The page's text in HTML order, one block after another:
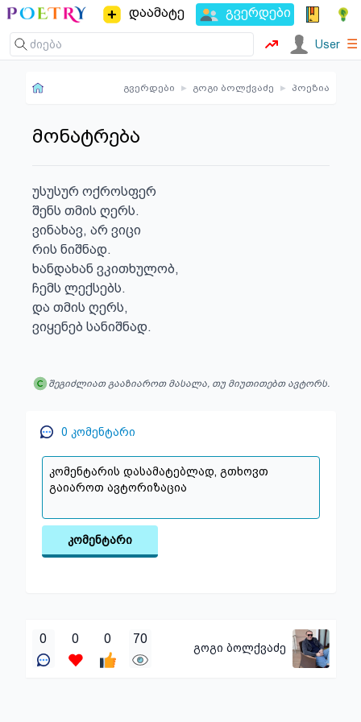
დაამატე გვერდები
User ☰
გვერდები ▸ გოგი ბოლქვაძე ▸ პოეზია
მონატრება
უსუსურ ოქროსფერ
შენს თმის ღერს.
ვინახავ, არ ვიცი
რის ნიშნად.
ხანდახან ვკითხულობ,
ჩემს ლექსებს.
და თმის ღერს,
ვიყენებ სანიშნად.
შეგიძლიათ გააზიაროთ მასალა, თუ მიუთითებთ ავტორს.
0 კომენტარი
კომენტარი
0 0 0 70
გოგი ბოლქვაძე